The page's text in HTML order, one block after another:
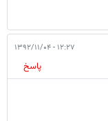
۱۲:۲۷ - ۱۳۹۲/۱۱/۰۴
پاسخ